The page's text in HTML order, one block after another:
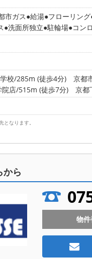
市ガス 給湯 フローリング
洗面所独立 駐輪場 コン
校/285m (徒歩4分) 京都
院店/515m (徒歩7分)
京都
なります。
から
物